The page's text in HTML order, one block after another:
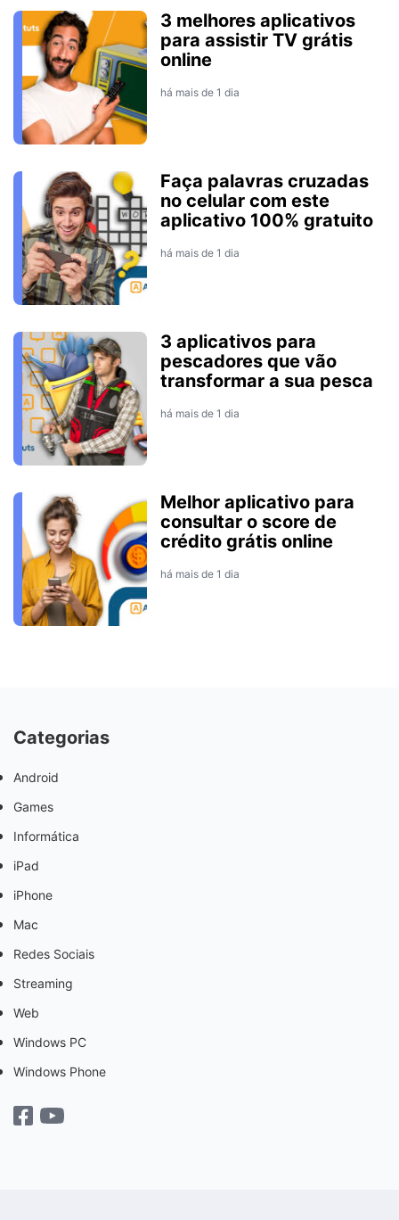
3 melhores aplicativos
para assistir TV grátis
online
há mais de 1 dia
Faça palavras cruzadas
no celular com este
aplicativo 100% gratuito
há mais de 1 dia
3 aplicativos para
pescadores que vão
transformar a sua pesca
há mais de 1 dia
Melhor aplicativo para
consultar o score de
crédito grátis online
há mais de 1 dia
Categorias
Android
Games
Informática
iPad
iPhone
Mac
Redes Sociais
Streaming
Web
Windows PC
Windows Phone